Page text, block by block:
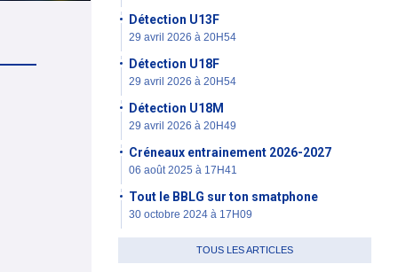
Détection U13F
29 avril 2026 à 20H54
Détection U18F
29 avril 2026 à 20H54
Détection U18M
29 avril 2026 à 20H49
Créneaux entrainement 2026-2027
06 août 2025 à 17H41
Tout le BBLG sur ton smatphone
30 octobre 2024 à 17H09
TOUS LES ARTICLES